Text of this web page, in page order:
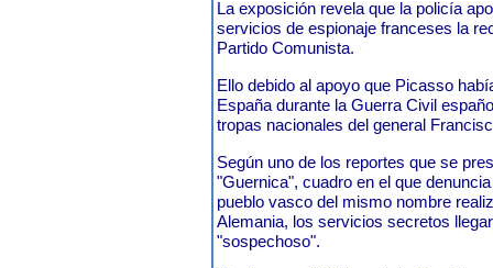
La exposición revela que la policía
servicios de espionaje franceses la
Partido Comunista.
Ello debido al apoyo que Picasso
España durante la Guerra Civil
tropas nacionales del general
Según uno de los reportes que se
"Guernica", cuadro en el que
pueblo vasco del mismo nombre
Alemania, los servicios secretos
"sospechoso".